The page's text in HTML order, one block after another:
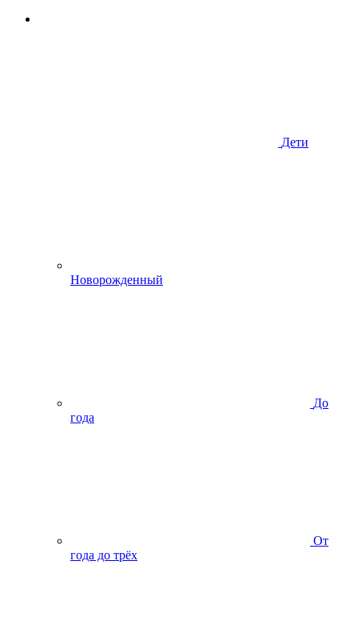
Дети
Новорожденный
До
года
От
года до трёх